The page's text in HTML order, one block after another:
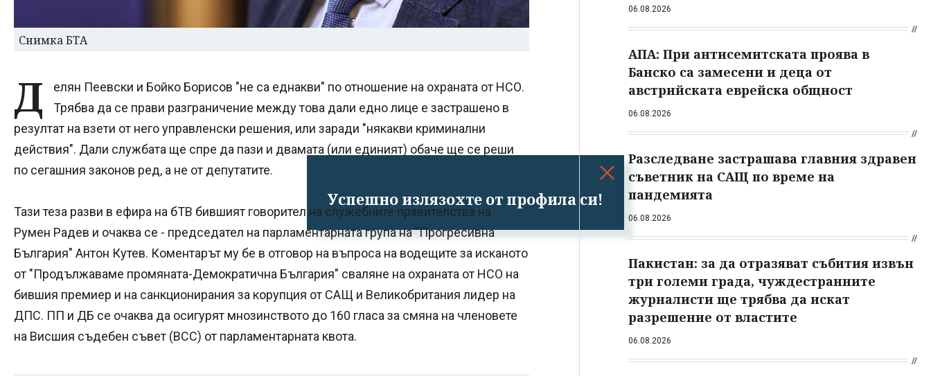
Успешно излязохте от профила си!
Снимка БТА
Д
елян Пеевски и Бойко Борисов "не са еднакви" по отношение на охраната от НСО.
Трябва да се прави разграничение между това дали едно лице е застрашено в
резултат на взети от него управленски решения, или заради "някакви криминални
действия". Дали службата ще спре да пази и двамата (или единият) обаче ще се реши
по сегашния законов ред, а не от депутатите.
Тази теза разви в ефира на бТВ бившият говорител на служебните правителства на
Румен Радев и очаква се - председател на парламентарната група на "Прогресивна
България" Антон Кутев. Коментарът му бе в отговор на въпроса на водещите за исканото
от "Продължаваме промяната-Демократична България" сваляне на охраната от НСО на
бившия премиер и на санкционирания за корупция от САЩ и Великобритания лидер на
ДПС. ПП и ДБ се очаква да осигурят мнозинството до 160 гласа за смяна на членовете
на Висшия съдебен съвет (ВСС) от парламентарната квота.
06.08.2026
АПА: При антисемитската проява в
Банско са замесени и деца от
австрийската еврейска общност
06.08.2026
Разследване застрашава главния здравен
съветник на САЩ по време на
пандемията
06.08.2026
Пакистан: за да отразяват събития извън
три големи града, чуждестранните
журналисти ще трябва да искат
разрешение от властите
06.08.2026